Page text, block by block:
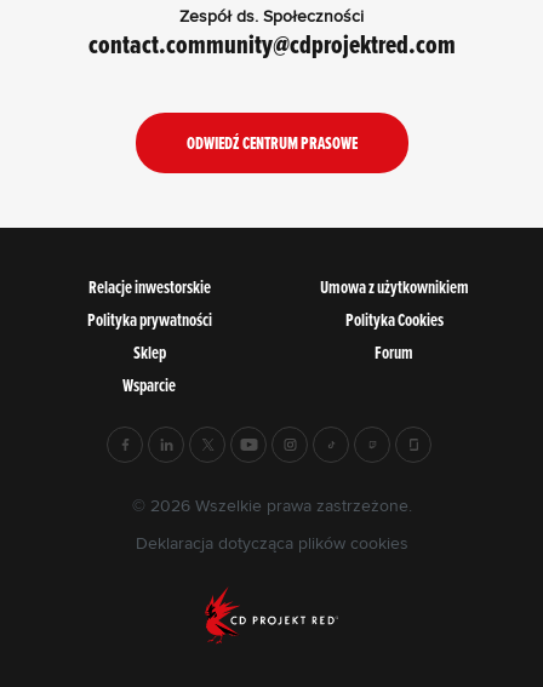
Zespół ds. Społeczności
contact.community@cdprojektred.com
ODWIEDŹ CENTRUM PRASOWE
Relacje inwestorskie
Umowa z użytkownikiem
Polityka prywatności
Polityka Cookies
Sklep
Forum
Wsparcie
© 2026 Wszelkie prawa zastrzeżone.
Deklaracja dotycząca plików cookies